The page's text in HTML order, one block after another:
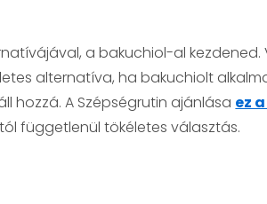
a bakuchiol-al kezdened.
alternatíva, ha bakuchiolt
hozzá. A Szépségrutin ajánlása ez
függetlenül tökéletes választás.